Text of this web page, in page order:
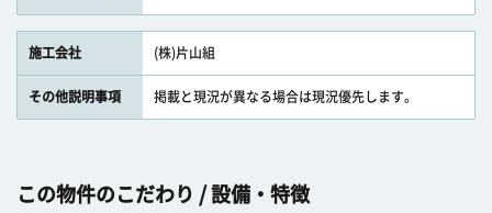
施工会社 (株)片山組
その他説明事項 掲載と現況が異なる場合は現況優先します。
この物件のこだわり / 設備・特徴